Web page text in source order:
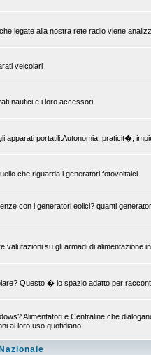
legate alla nostra rete radio viene
veicolari
nautici e i loro accessori.
apparati portatili:Autonomia, praticit�,
che riguarda i generatori fotovoltaici.
con i generatori eolici? quanti
valutazioni su gli armadi di alimentazione
Questo � lo spazio adatto per
Alimentatori e Centraline che
al loro uso quotidiano.